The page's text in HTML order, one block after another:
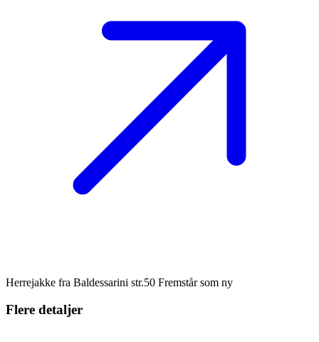
Herrejakke fra Baldessarini str.50 Fremstår som ny
Flere detaljer